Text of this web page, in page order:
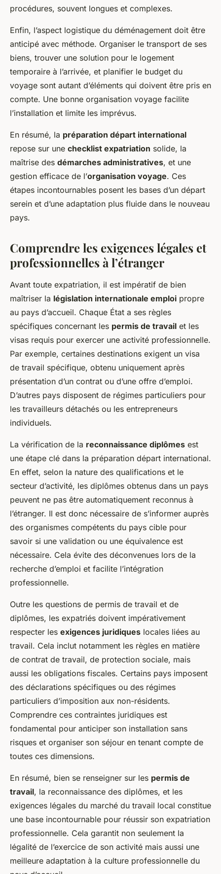
procédures, souvent longues et complexes.
Enfin, l’aspect logistique du déménagement doit être
anticipé avec méthode. Organiser le transport de ses
biens, trouver une solution pour le logement
temporaire à l’arrivée, et planifier le budget du
voyage sont autant d’éléments qui doivent être pris en
compte. Une bonne organisation voyage facilite
l’installation et limite les imprévus.
En résumé, la préparation départ international
repose sur une checklist expatriation solide, la
maîtrise des démarches administratives, et une
gestion efficace de l’organisation voyage. Ces
étapes incontournables posent les bases d’un départ
serein et d’une adaptation plus fluide dans le nouveau
pays.
Comprendre les exigences légales et
professionnelles à l’étranger
Avant toute expatriation, il est impératif de bien
maîtriser la législation internationale emploi propre
au pays d’accueil. Chaque État a ses règles
spécifiques concernant les permis de travail et les
visas requis pour exercer une activité professionnelle.
Par exemple, certaines destinations exigent un visa
de travail spécifique, obtenu uniquement après
présentation d’un contrat ou d’une offre d’emploi.
D’autres pays disposent de régimes particuliers pour
les travailleurs détachés ou les entrepreneurs
individuels.
La vérification de la reconnaissance diplômes est
une étape clé dans la préparation départ international.
En effet, selon la nature des qualifications et le
secteur d’activité, les diplômes obtenus dans un pays
peuvent ne pas être automatiquement reconnus à
l’étranger. Il est donc nécessaire de s’informer auprès
des organismes compétents du pays cible pour
savoir si une validation ou une équivalence est
nécessaire. Cela évite des déconvenues lors de la
recherche d’emploi et facilite l’intégration
professionnelle.
Outre les questions de permis de travail et de
diplômes, les expatriés doivent impérativement
respecter les exigences juridiques locales liées au
travail. Cela inclut notamment les règles en matière
de contrat de travail, de protection sociale, mais
aussi les obligations fiscales. Certains pays imposent
des déclarations spécifiques ou des régimes
particuliers d’imposition aux non-résidents.
Comprendre ces contraintes juridiques est
fondamental pour anticiper son installation sans
risques et organiser son séjour en tenant compte de
toutes ces dimensions.
En résumé, bien se renseigner sur les permis de
travail, la reconnaissance des diplômes, et les
exigences légales du marché du travail local constitue
une base incontournable pour réussir son expatriation
professionnelle. Cela garantit non seulement la
légalité de l’exercice de son activité mais aussi une
meilleure adaptation à la culture professionnelle du